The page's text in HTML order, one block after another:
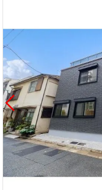
資
件
を
探
す
購入向け
サービス
取り
売却向け
サービス
住まいと
暮らしの
税金の本
ド
会社案内
ック版）